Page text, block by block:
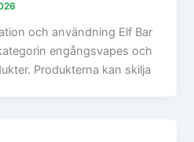
och användning Elf Bar
engångsvapes och
Produkterna kan skilja